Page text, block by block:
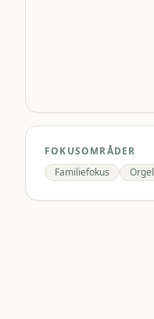
FOKUSOMRÅDER
Familiefokus
Orgel